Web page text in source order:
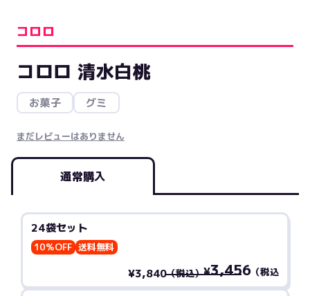
コロロ
コロロ 清水白桃
お菓子 グミ
まだレビューはありません
通常購入
24袋セット
10%OFF 送料無料
¥3,840（税込）¥3,456 （税込